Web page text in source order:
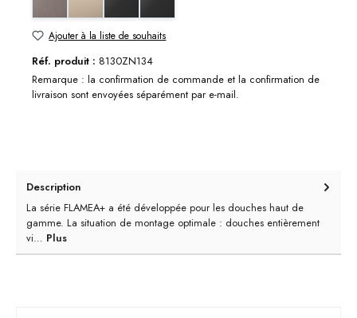
Ajouter à la liste de souhaits
Réf. produit : 8130ZN134
Remarque : la confirmation de commande et la confirmation de
livraison sont envoyées séparément par e-mail.
Description
La série FLAMEA+ a été développée pour les douches haut de
gamme. La situation de montage optimale : douches entièrement
vi… Plus